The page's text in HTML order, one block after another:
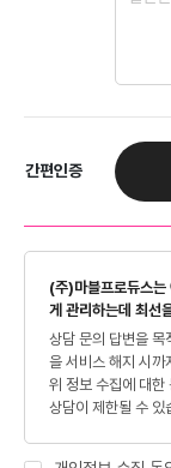
간편인증
(주)마블프로듀스는
게 관리하는데 최선
상담 문의 답변을 목
을 서비스 해지 시까
위 정보 수집에 대한
상담이 제한될 수 있